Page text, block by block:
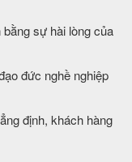
sự hài lòng của
đức nghề nghiệp
định, khách hàng